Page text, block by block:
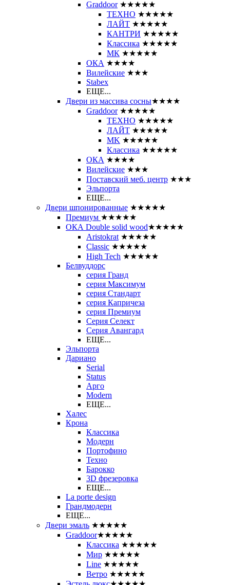
Graddoor ★★★★★
ТЕХНО ★★★★★
ЛАЙТ ★★★★★
КАНТРИ ★★★★★
Классика ★★★★★
МК ★★★★★
ОКА ★★★★
Вилейские ★★★
Stabex
ЕЩЕ...
Двери из массива сосны★★★★
Graddoor ★★★★★
ТЕХНО ★★★★★
ЛАЙТ ★★★★★
MK ★★★★★
Классика ★★★★★
ОКА ★★★★
Вилейские ★★★
Поставский меб. центр ★★★
Эльпорта
ЕЩЕ...
Двери шпонированные ★★★★★
Премиум ★★★★★
ОКА Double solid wood★★★★★
Aristokrat ★★★★★
Classic ★★★★★
High Tech ★★★★★
Белвуддорс
серия Гранд
серия Максимум
серия Стандарт
серия Капричеза
серия Премиум
Серия Селект
Серия Авангард
ЕЩЕ...
Эльпорта
Дариано
Serial
Status
Арго
Modern
ЕЩЕ...
Халес
Крона
Классика
Модерн
Портофино
Техно
Барокко
3D фрезеровка
ЕЩЕ...
La porte design
Грандмодерн
ЕЩЕ...
Двери эмаль ★★★★★
Graddoor★★★★★
Классика ★★★★★
Мир ★★★★★
Line ★★★★★
Ветро ★★★★★